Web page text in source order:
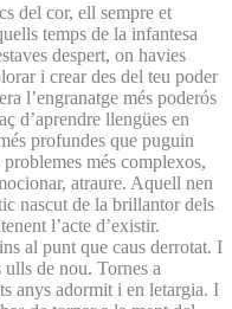
del cor, ell sempre et
temps de la infantesa
despert, on havies
i crear des del teu poder
l’engranatge més poderós
d’aprendre llengües en
profundes que puguin
més complexos,
atraure. Aquell nen
nascut de la brillantor dels
l’acte d’existir.
al punt que caus derrotat. I
de nou. Tornes a
anys adormit i en letargia. I